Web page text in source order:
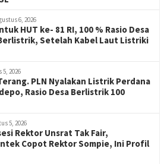
6, 2026
HUT ke- 81 RI, 100 % Rasio Desa
Setelah Kabel Laut Listriki
5, 2026
PLN Nyalakan Listrik Perdana
Rasio Desa Berlistrik 100
5, 2026
Rektor Unsrat Tak Fair,
Copot Rektor Sompie, Ini Profil